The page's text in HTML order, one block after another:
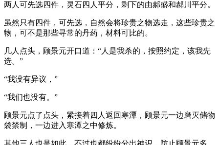
两人可先选四件，灵石四人平分，剩下的由郝盛和郝川平分。
虽然只有四件，可先选，自然会将珍贵之物选走，这些珍贵之
物，可不是那些寻常的丹药，材料可比的。
几人点头，顾景元开口道：“人是我杀的，按照约定，该我先
选。”
“我没有异议，”
“我们也没有。”
顾景元点了点头，紧接着四人返回寒潭，顾景元一边磨灭储物
袋禁制，一边进入寒潭之中修炼。